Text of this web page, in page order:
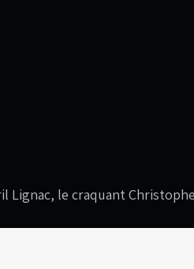
Lignac, le craquant